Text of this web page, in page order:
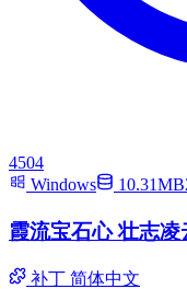
4504
Windows
10.31MB
霞流宝石心 壮志凌
补丁 简体中文